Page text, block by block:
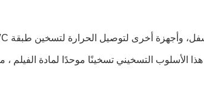
الأسلوب التسخيني تسخينًا موحدًا لمادة الفيلم